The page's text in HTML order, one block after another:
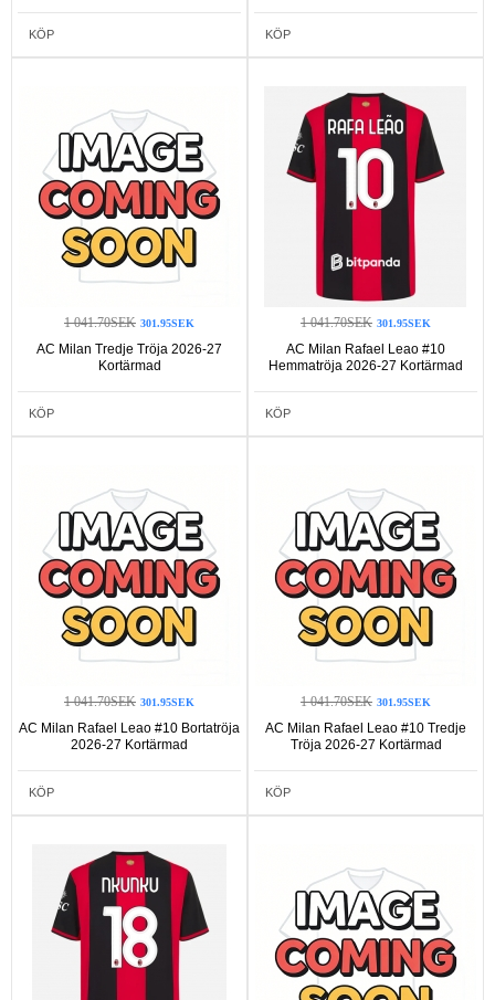
KÖP KÖP
1 041.70SEK 301.95SEK
AC Milan Tredje Tröja 2026-27
Kortärmad
KÖP
1 041.70SEK 301.95SEK
AC Milan Rafael Leao #10
Hemmatröja 2026-27 Kortärmad
KÖP
1 041.70SEK 301.95SEK
AC Milan Rafael Leao #10 Bortatröja
2026-27 Kortärmad
KÖP
1 041.70SEK 301.95SEK
AC Milan Rafael Leao #10 Tredje
Tröja 2026-27 Kortärmad
KÖP